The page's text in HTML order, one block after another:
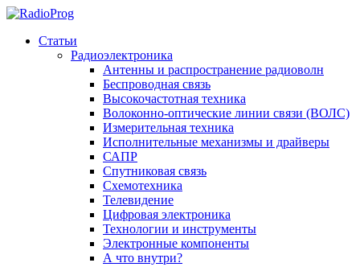
Статьи
Радиоэлектроника
Антенны и распространение радиоволн
Беспроводная связь
Высокочастотная техника
Волоконно-оптические линии связи (ВОЛС)
Измерительная техника
Исполнительные механизмы и драйверы
САПР
Спутниковая связь
Схемотехника
Телевидение
Цифровая электроника
Технологии и инструменты
Электронные компоненты
А что внутри?